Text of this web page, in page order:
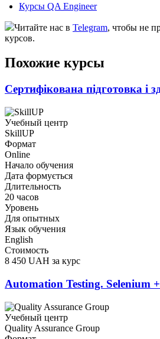
Курсы QA Engineer
Читайте нас в Telegram, чтобы не
курсов.
Похожие курсы
Сертифікована підготовка і
Учебный центр
SkillUP
Формат
Online
Начало обучения
Дата формується
Длительность
20 часов
Уровень
Для опытных
Язык обучения
English
Стоимость
8 450 UAH за курс
Automation Testing. Selenium
Учебный центр
Quality Assurance Group